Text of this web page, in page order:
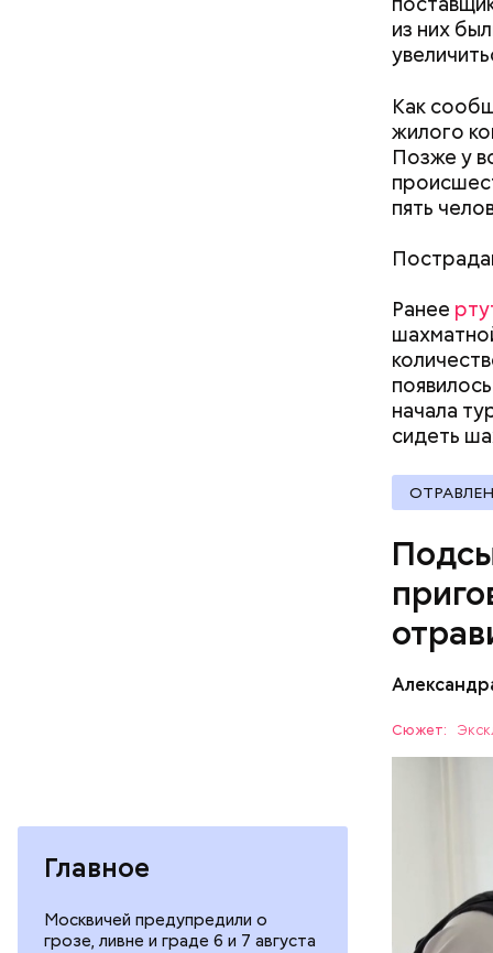
Главное
Москвичей предупредили о
грозе, ливне и граде 6 и 7 августа
из них
Как
жилого
Позже у
пять
Ранее
начала
сидеть
Сюжет:
Все
изъятой
Видео:
Началось
скрытую
матери и
пищу ела
—
меры к
Стражи
план